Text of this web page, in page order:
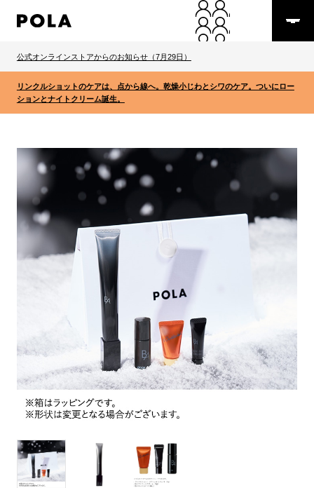
公式オンラインストアからのお知らせ（7月29日）
リンクルショットのケアは、点から線へ。乾燥小じわとシワのケア。ついにロー
ションとナイトクリーム誕生。